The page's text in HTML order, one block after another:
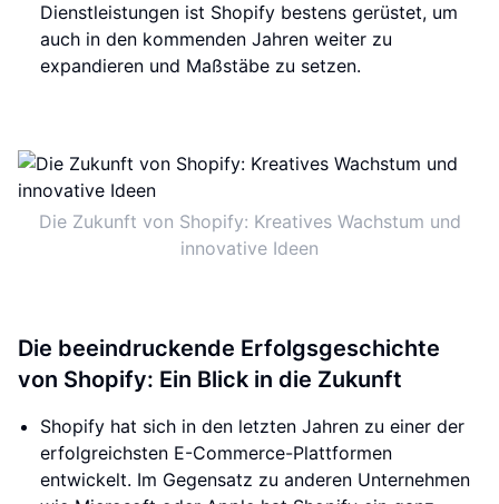
Dienstleistungen ist Shopify bestens gerüstet, um
auch in den kommenden Jahren weiter zu
expandieren und Maßstäbe zu setzen.
Die Zukunft von Shopify: Kreatives Wachstum und
innovative Ideen
Die beeindruckende Erfolgsgeschichte
von Shopify: Ein Blick in die Zukunft
Shopify hat sich in den letzten Jahren zu einer der
erfolgreichsten E-Commerce-Plattformen
entwickelt. Im Gegensatz zu anderen Unternehmen